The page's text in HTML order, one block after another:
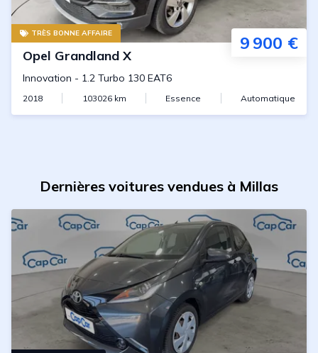
TRÈS BONNE AFFAIRE 9 900 €
Opel Grandland X
Innovation - 1.2 Turbo 130 EAT6
2018 103026km Essence Automatique
Dernières voitures vendues à Millas